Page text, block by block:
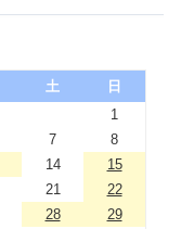
土
日
1
7
8
14
15
21
22
28
29